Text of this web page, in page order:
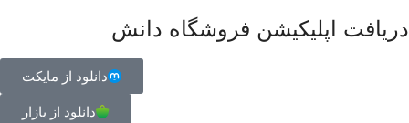
دریافت اپلیکیشن فروشگاه دانش
دانلود از مایکت
دانلود از بازار